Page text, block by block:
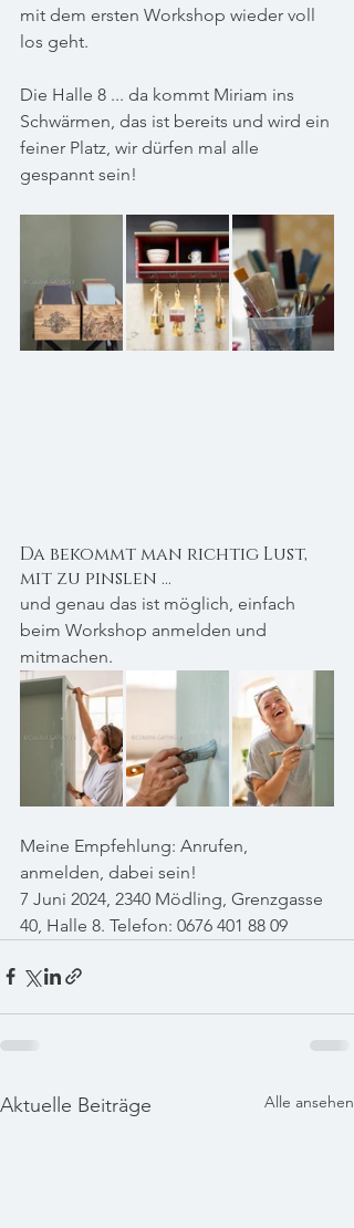
mit dem ersten Workshop wieder voll
los geht.
Die Halle 8 ... da kommt Miriam ins
Schwärmen, das ist bereits und wird ein
feiner Platz, wir dürfen mal alle
gespannt sein!
Da bekommt man richtig Lust,
mit zu pinslen ...
und genau das ist möglich, einfach
beim Workshop anmelden und
mitmachen.
Meine Empfehlung: Anrufen,
anmelden, dabei sein!
7 Juni 2024, 2340 Mödling, Grenzgasse
40, Halle 8. Telefon: 0676 401 88 09
Aktuelle Beiträge Alle ansehen